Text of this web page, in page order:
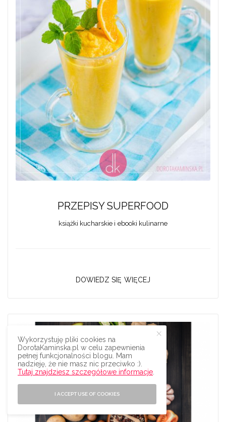
PRZEPISY SUPERFOOD
książki kucharskie i ebooki kulinarne
DOWIEDZ SIĘ WIĘCEJ
Wykorzystuję pliki cookies na
DorotaKaminska.pl w celu zapewnienia
pełnej funkcjonalności blogu. Mam
nadzieję, że nie masz nic przeciwko :).
Tutaj znajdziesz szczegółowe informacje
I ACCEPT USE OF COOKIES